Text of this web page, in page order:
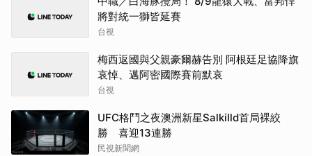
將對統一獅皆延賽
台視
梅西返國與父親豪爾赫告別 阿根廷足協降旗
哀悼、邁阿密國際賽前默哀
台視
UFC格鬥之夜澳洲新星Salkilld首局裸絞
勝 喜迎13連勝
民視新聞網